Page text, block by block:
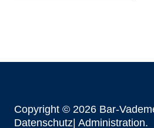
Copyright © 2026 Bar-
Datenschutz| Administration